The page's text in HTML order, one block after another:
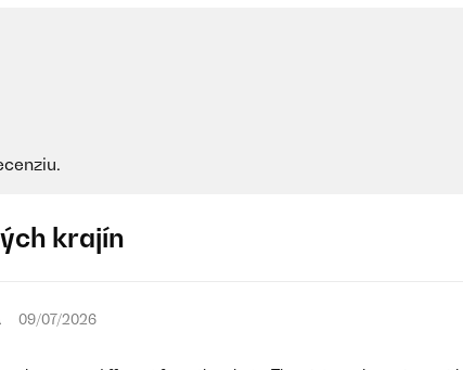
krajín
09/07/2026